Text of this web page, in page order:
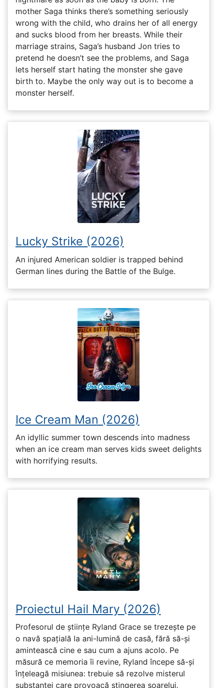
mother Saga thinks there’s something seriously
wrong with the child, who drains her of all energy
and sucks blood from her breasts. While their
marriage strains, Saga’s husband Jon tries to
pretend he doesn’t see the problems, and Saga
lets herself start hating the monster she gave
birth to. Maybe the only way out is to become a
monster herself.
Lucky Strike (2026)
An injured American soldier is trapped behind
German lines during the Battle of the Bulge.
Ice Cream Man (2026)
An idyllic summer town descends into madness
when an ice cream man serves kids sweet delights
with horrifying results.
Proiectul Hail Mary (2026)
Profesorul de științe Ryland Grace se trezește pe
o navă spațială la ani-lumină de casă, fără să-și
amintească cine e sau cum a ajuns acolo. Pe
măsură ce memoria îi revine, Ryland începe să-și
înțeleagă misiunea: trebuie să rezolve misterul
substanței care provoacă stingerea soarelui.